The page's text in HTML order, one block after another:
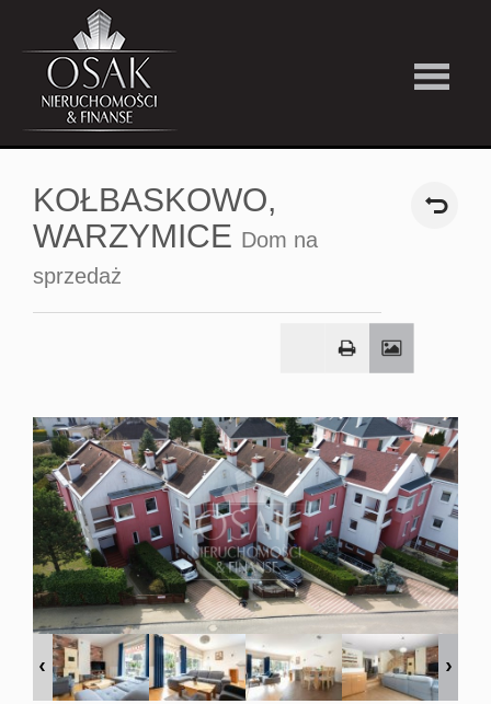
Kup
Firma
Kontakt
Notatnik
KOŁBASKOWO,
WARZYMICE Dom na
sprzedaż